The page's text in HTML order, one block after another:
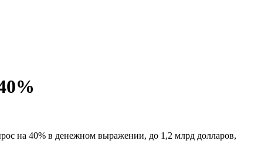
на 40% в денежном выражении, до 1,2 млрд долларов,